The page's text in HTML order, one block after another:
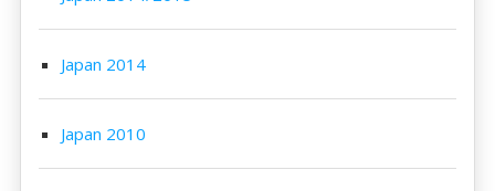
Japan 2014
Japan 2010